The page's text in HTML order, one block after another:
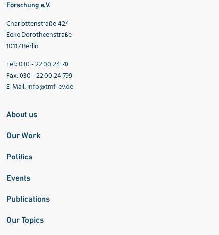
Forschung e.V.
Charlottenstraße 42/
Ecke Dorotheenstraße
10117 Berlin
Tel.: 030 - 22 00 24 70
Fax: 030 - 22 00 24 799
E-Mail:info@tmf-ev.de
About us
Our Work
Politics
Events
Publications
Our Topics